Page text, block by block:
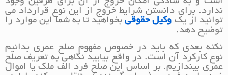
ندارد. برای دانستن شرایط خروج از این نوع قرارداد می
توانید از یک وکیل حقوقیبخواهید تا به شما این موارد را
توضیح دهد.
نکته بعدی که باید در خصوص مفهوم صلح عمری بدانیم
نوع کارکرد آن است. در واقع بیایید نگاهی به تعریف صلح
عمری بیندازیم. بر اساس این صلح فرد الف ملک یا اموال